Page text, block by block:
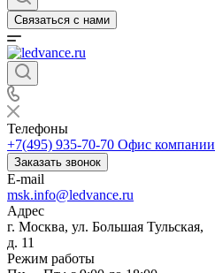
Связаться с нами
Телефоны
+7(495) 935-70-70 Офис компании
Заказать звонок
E-mail
msk.info@ledvance.ru
Адрес
г. Москва, ул. Большая Тульская,
д. 11
Режим работы